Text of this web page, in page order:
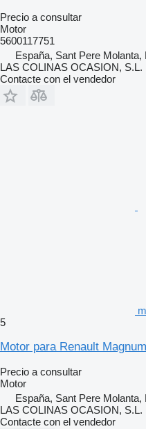
Precio a consultar
Motor
5600117751
España, Sant Pere Molanta,
LAS COLINAS OCASION, S.L.
Contacte con el vendedor
5
Motor para Renault
Precio a consultar
Motor
España, Sant Pere Molanta,
LAS COLINAS OCASION, S.L.
Contacte con el vendedor